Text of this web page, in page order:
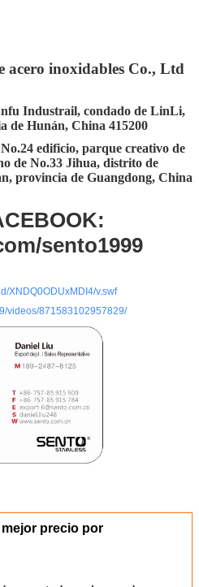
de conseguir el
Shenzhen, Guangzhou,
estándar del cartón de la
(el otro requisito que embala
acero inoxidables Co., Ltd
Industrail, condado de LinLi,
de Hunán, China 415200
edificio, parque creativo de
de No.33 Jihua, distrito de
provincia de Guangdong, China
sento1999
XNDQ0ODUxMDI4/v.swf
videos/871583102957829/
precio por